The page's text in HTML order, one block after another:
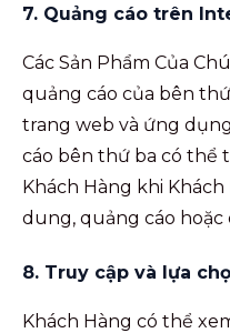
7. Quảng cáo trên
Các Sản Phẩm Của
quảng cáo của bên
trang web và ứng
cáo bên thứ ba có thể
Khách Hàng khi
dung, quảng cáo hoặc
8. Truy cập và lựa
Khách Hàng có thể